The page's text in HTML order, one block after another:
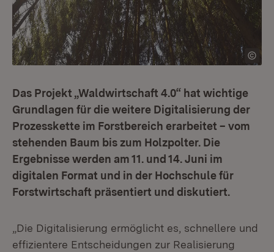
Das Projekt „Waldwirtschaft 4.0“ hat wichtige
Grundlagen für die weitere Digitalisierung der
Prozesskette im Forstbereich erarbeitet – vom
stehenden Baum bis zum Holzpolter. Die
Ergebnisse werden am 11. und 14. Juni im
digitalen Format und in der Hochschule für
Forstwirtschaft präsentiert und diskutiert.
„Die Digitalisierung ermöglicht es, schnellere und
effizientere Entscheidungen zur Realisierung